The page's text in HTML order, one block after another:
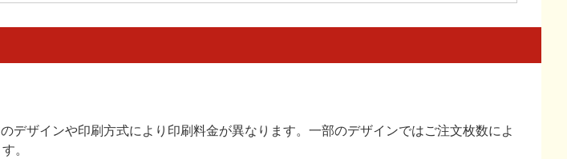
デザインや印刷方式により印刷料金が異なります。一部のデザインではご注文枚数によ
。